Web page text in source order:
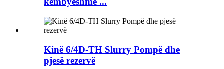
Kinë 6/4D-TH Slurry Pompë dhe
pjesë rezervë